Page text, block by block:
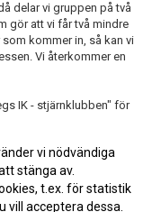
delar vi gruppen på två
gör att vi får två mindre
kommer in, så kan vi
Vi återkommer en
IK - stjärnklubben" för
vi nödvändiga
stänga av.
t.ex. för statistik
vill acceptera dessa.